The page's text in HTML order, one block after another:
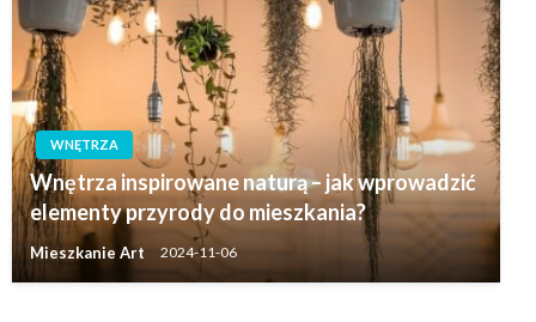
WNĘTRZA
Wnętrza inspirowane naturą – jak wprowadzić
elementy przyrody do mieszkania?
Mieszkanie Art 2024-11-06